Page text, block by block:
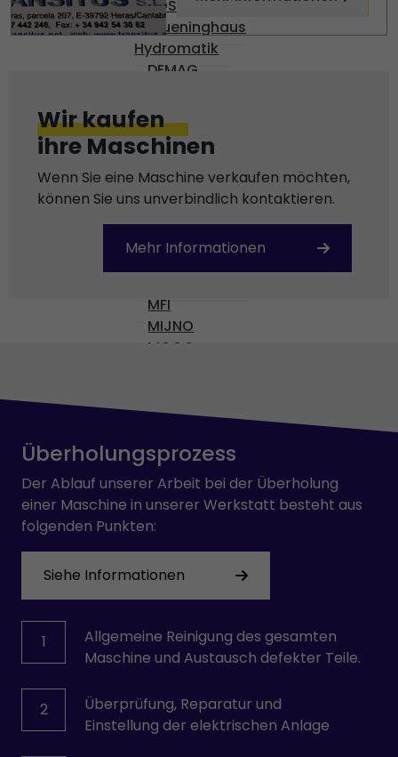
BOSCH
Brueninghaus
Hydromatik
DEMAG
DIAS
ENGEL
Gossen
HARMONIC DRIVE AG
KEBA
KISTLER
KNODLER
MFI
MIJNO
MOOG
OMR 100
PARVEX
PHILIPS
PILZ
PULLS
SCHRACK
SCHROFF
SEW-USOCOME
SICK
SKE
SMB
Wir kaufen
ihre Maschinen
Wenn Sie eine Maschine verkaufen möchten,
können Sie uns unverbindlich kontaktieren.
Mehr Informationen
Überholungsprozess
Der Ablauf unserer Arbeit bei der Überholung
einer Maschine in unserer Werkstatt besteht aus
folgenden Punkten:
Siehe Informationen
1
Allgemeine Reinigung des gesamten
Maschine und Austausch defekter Teile.
2
Überprüfung, Reparatur und
Einstellung der elektrischen Anlage